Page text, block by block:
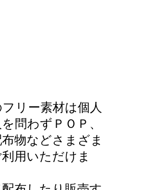
リー素材は個人
問わずＰＯＰ、
物などさまざま
用いただけま